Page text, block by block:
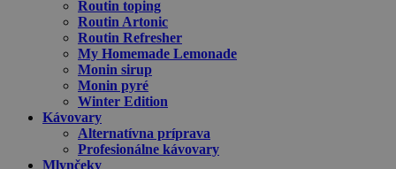
Routin toping
Routin Artonic
Routin Refresher
My Homemade Lemonade
Monin sirup
Monin pyré
Winter Edition
Kávovary
Alternatívna príprava
Profesionálne kávovary
Mlynčeky